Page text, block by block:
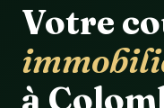
Votre
à